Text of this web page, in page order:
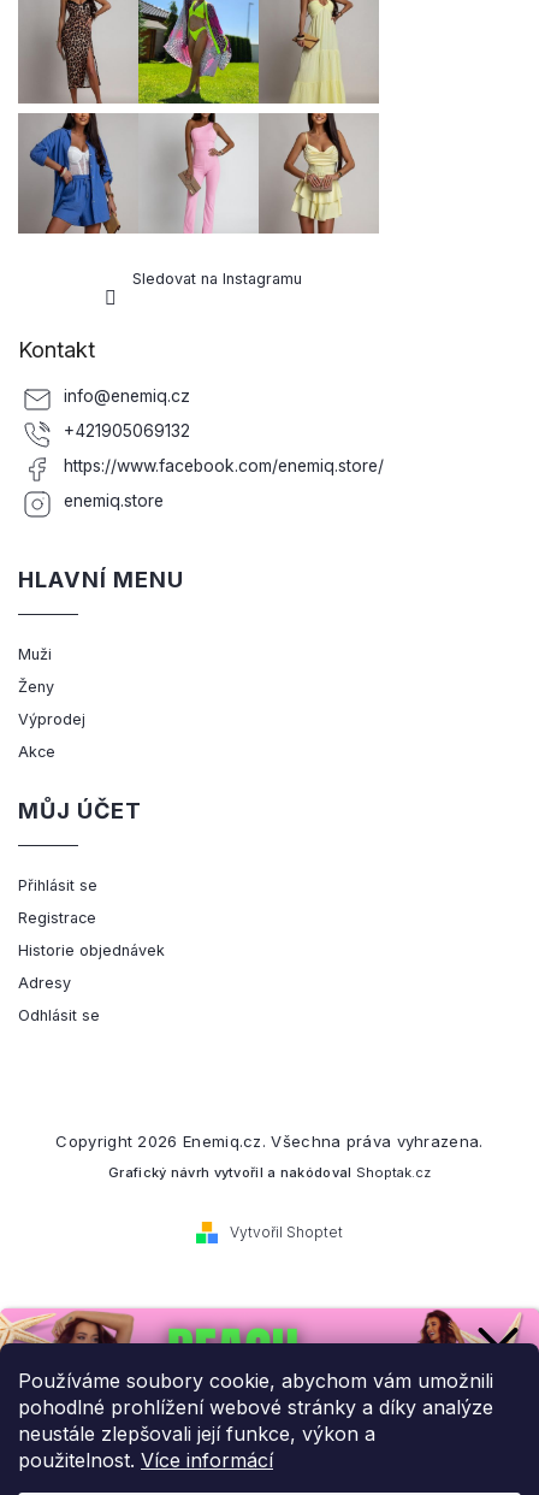
Používáme soubory cookie, abychom vám umožnili
pohodlné prohlížení webové stránky a díky analýze
neustále zlepšovali její funkce, výkon a
použitelnost. Více informácí
Sledovat na Instagramu
Kontakt
info@enemiq.cz
+421905069132
https://www.facebook.com/enemiq.store/
enemiq.store
HLAVNÍ MENU
Muži
Ženy
Výprodej
Akce
MŮJ ÚČET
Přihlásit se
Registrace
Historie objednávek
Adresy
Odhlásit se
Vytvořil Shoptet
Copyright 2026 Enemiq.cz. Všechna práva vyhrazena.
Grafický návrh vytvořil a nakódoval Shoptak.cz
Přihlaste se k našemu
newsletteru.
Budeme vám posílat informace o našich novinkách a slevových
akcích.